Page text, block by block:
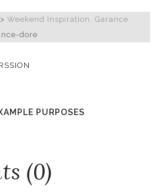
PURPOSES
> Weekend Inspiration. Garance
dore
(0)